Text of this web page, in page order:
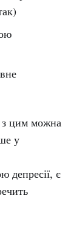
цим можна
у
депресії, є